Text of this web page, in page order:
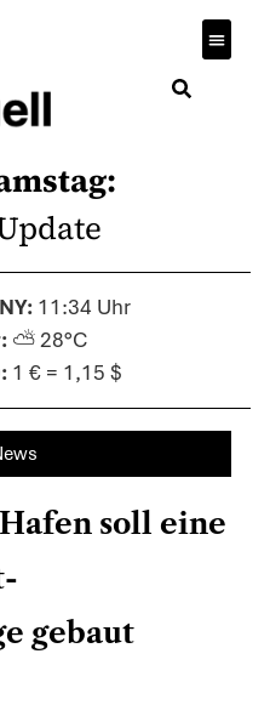
11:34 Uhr
⛅ 28°C
1 € = 1,15 $
soll eine
gebaut